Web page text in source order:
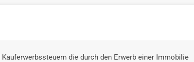
die durch den Erwerb einer Immobilie